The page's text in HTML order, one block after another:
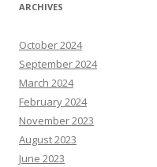
ARCHIVES
October 2024
September 2024
March 2024
February 2024
November 2023
August 2023
June 2023